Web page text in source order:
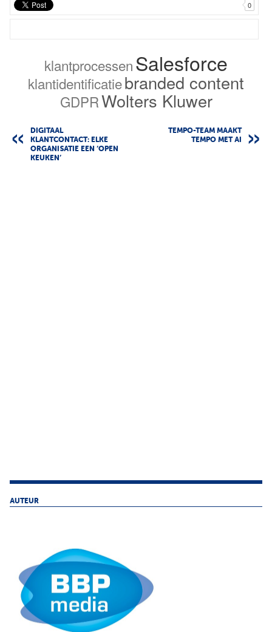
0
klantprocessenSalesforce
klantidentificatiebranded content
GDPRWolters Kluwer
DIGITAAL
KLANTCONTACT: ELKE
ORGANISATIE EEN ‘OPEN
KEUKEN’
TEMPO-TEAM MAAKT
TEMPO MET AI
AUTEUR